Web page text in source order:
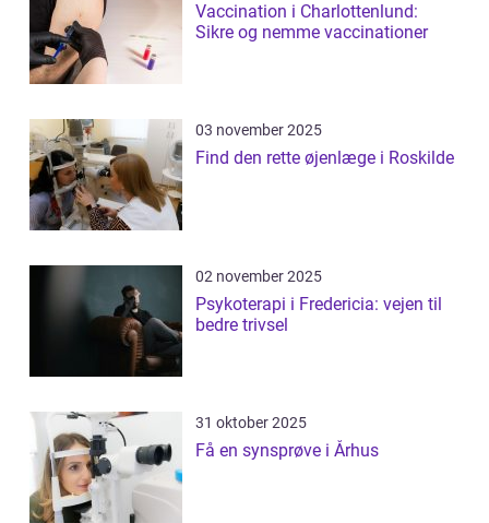
Vaccination i Charlottenlund:
Sikre og nemme vaccinationer
03 november 2025
Find den rette øjenlæge i Roskilde
02 november 2025
Psykoterapi i Fredericia: vejen til
bedre trivsel
31 oktober 2025
Få en synsprøve i Århus